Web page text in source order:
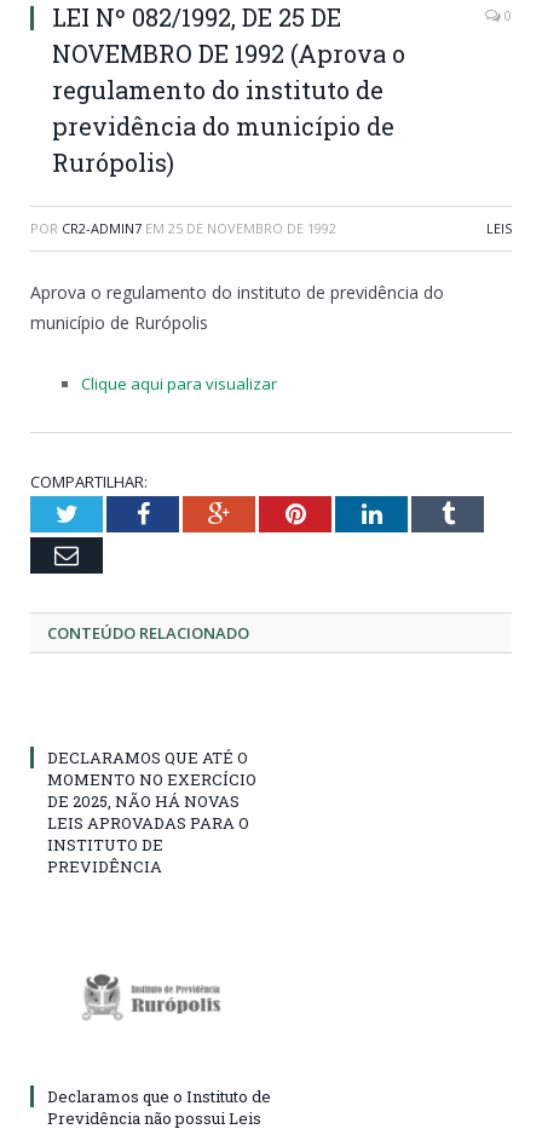
LEI Nº 082/1992, DE 25 DE
NOVEMBRO DE 1992 (Aprova o
regulamento do instituto de
previdência do município de
Rurópolis)
0
POR CR2-ADMIN7 EM 25 DE NOVEMBRO DE 1992 LEIS
Aprova o regulamento do instituto de previdência do
município de Rurópolis
Clique aqui para visualizar
COMPARTILHAR:
TwitterFacebookGoogle+PinterestLinkedInTumblr
Email
CONTEÚDO RELACIONADO
DECLARAMOS QUE ATÉ O
MOMENTO NO EXERCÍCIO
DE 2025, NÃO HÁ NOVAS
LEIS APROVADAS PARA O
INSTITUTO DE
PREVIDÊNCIA
Declaramos que o Instituto de
Previdência não possui Leis